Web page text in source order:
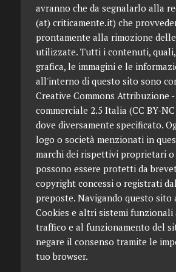
avranno che da segnalarlo alla
(at) criticamente.it) che
prontamente alla rimozione
utilizzate. Tutti i contenuti,
grafica, le immagini e le
all'interno di questo sito sono
Creative Commons Attribuzione
commerciale 2.5 Italia (CC BY-
dove diversamente specificato.
logo o società menzionati in
marchi dei rispettivi proprietari
possono essere protetti da
copyright concessi o registrati
preposte. Navigando questo sito
Cookies e altri sistemi
traffico e al funzionamento del
negare il consenso tramite le
tuo browser.